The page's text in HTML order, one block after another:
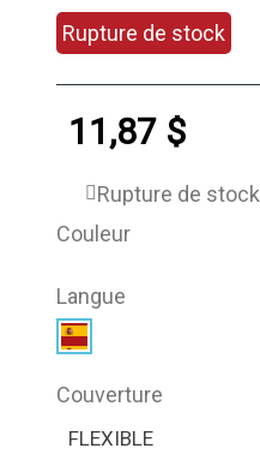
Rupture de stock
11,87 $
Rupture de stock
Couleur
Langue
Couverture
FLEXIBLE